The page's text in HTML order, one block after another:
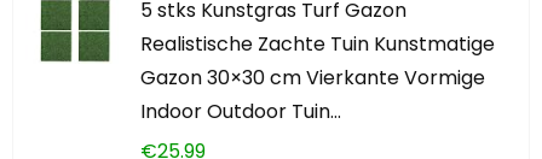
5 stks Kunstgras Turf Gazon
Realistische Zachte Tuin Kunstmatige
Gazon 30×30 cm Vierkante Vormige
Indoor Outdoor Tuin…
€25.99